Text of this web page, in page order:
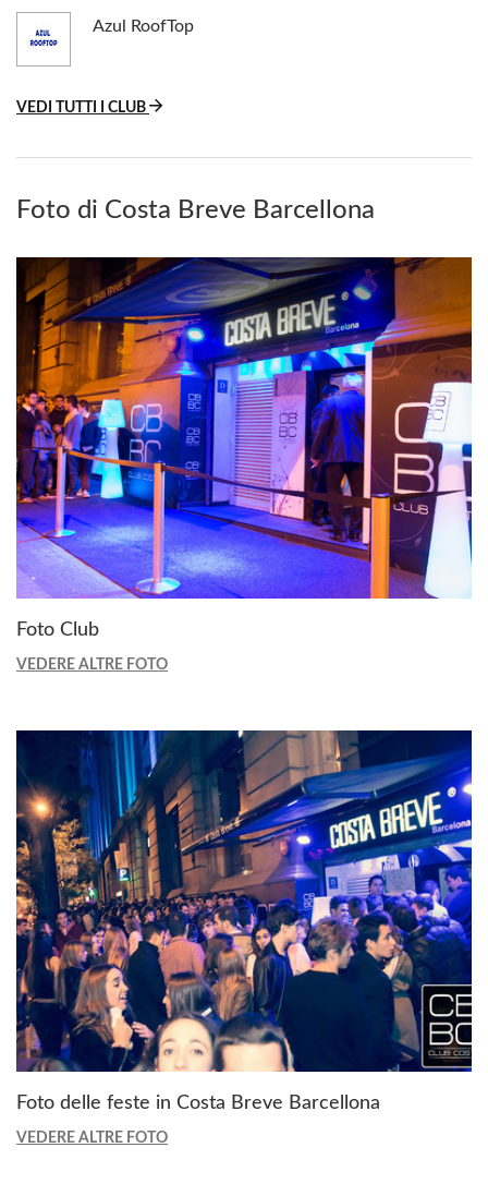
Azul RoofTop
VEDI TUTTI I CLUB
Foto di Costa Breve Barcellona
Foto Club
VEDERE ALTRE FOTO
Foto delle feste in Costa Breve Barcellona
VEDERE ALTRE FOTO